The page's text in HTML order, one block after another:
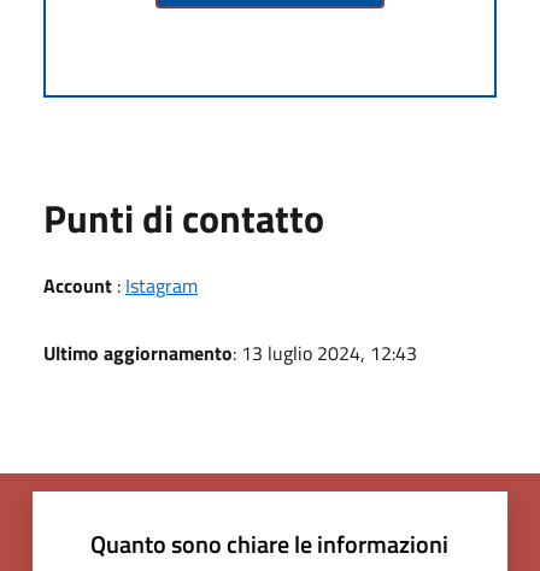
Punti di contatto
Account : Istagram
Ultimo aggiornamento: 13 luglio 2024, 12:43
Quanto sono chiare le informazioni